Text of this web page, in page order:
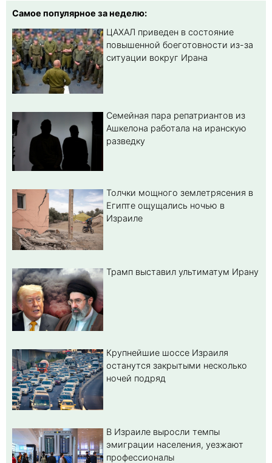
Самое популярное за неделю:
ЦАХАЛ приведен в состояние
повышенной боеготовности из-за
ситуации вокруг Ирана
Семейная пара репатриантов из
Ашкелона работала на иранскую
разведку
Толчки мощного землетрясения в
Египте ощущались ночью в
Израиле
Трамп выставил ультиматум Ирану
Крупнейшие шоссе Израиля
останутся закрытыми несколько
ночей подряд
В Израиле выросли темпы
эмиграции населения, уезжают
профессионалы